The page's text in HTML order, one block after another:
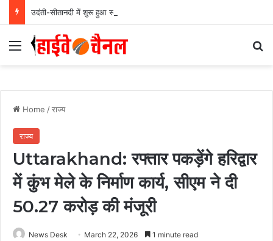
Menu
Home /राज्य
राज्य
Uttarakhand: रफ्तार पकड़ेंगे हरिद्वार
में कुंभ मेले के निर्माण कार्य, सीएम ने दी
50.27 करोड़ की मंजूरी
News Desk March 22, 2026 1 minute read